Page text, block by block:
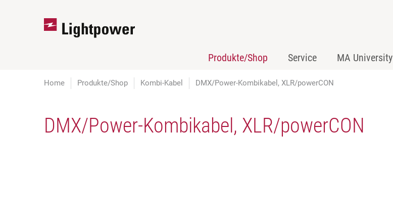
Produkte/Shop Service MA University
Home Produkte/Shop Kombi-Kabel DMX/Power-Kombikabel, XLR/powerCON
DMX/Power-Kombikabel, XLR/powerCON